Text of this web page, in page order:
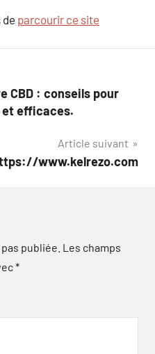
de parcourir ce site
CBD : conseils pour
efficaces.
Article suivant
www.kelrezo.com
publiée. Les champs
*